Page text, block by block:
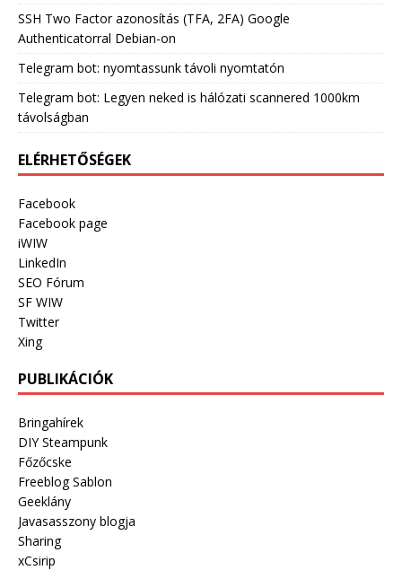
SSH Two Factor azonosítás (TFA, 2FA) Google
Authenticatorral Debian-on
Telegram bot: nyomtassunk távoli nyomtatón
Telegram bot: Legyen neked is hálózati scannered 1000km
távolságban
ELÉRHETŐSÉGEK
Facebook
Facebook page
iWIW
LinkedIn
SEO Fórum
SF WIW
Twitter
Xing
PUBLIKÁCIÓK
Bringahírek
DIY Steampunk
Főzőcske
Freeblog Sablon
Geeklány
Javasasszony blogja
Sharing
xCsirip